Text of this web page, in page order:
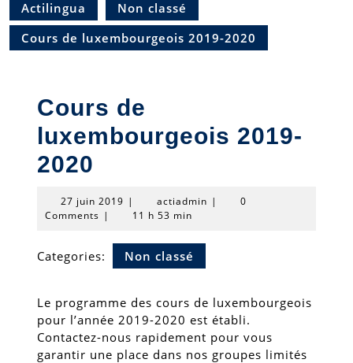
Actilingua
Non classé
Cours de luxembourgeois 2019-2020
Cours de
luxembourgeois 2019-
2020
27 juin 2019 27
juin
| actiadmin actiadmin
|
0
Comments | 11 h 53 min
Categories: Non classé
Le programme des cours de luxembourgeois
pour l’année 2019-2020 est établi.
Contactez-nous rapidement pour vous
garantir une place dans nos groupes limités